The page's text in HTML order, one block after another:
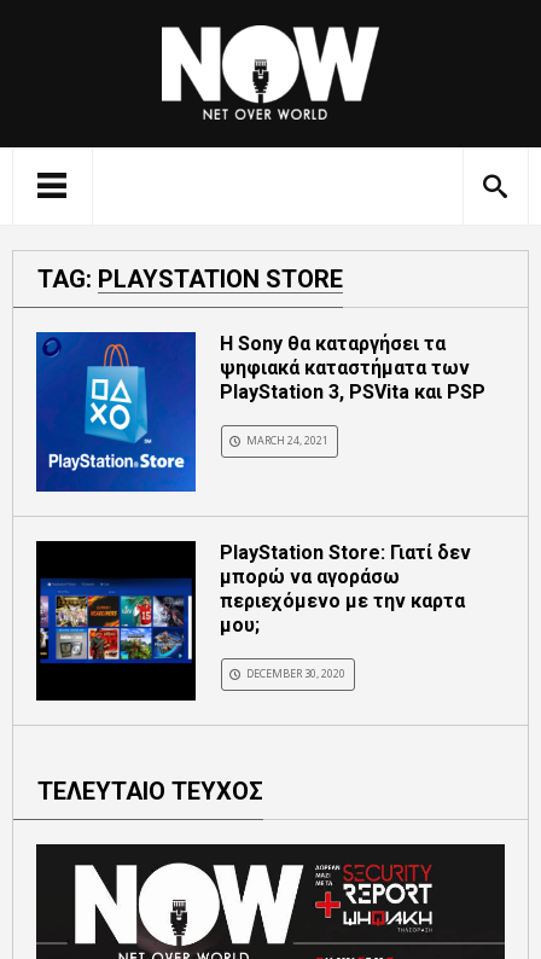
TAG: PLAYSTATION STORE
Η Sony θα καταργήσει τα
ψηφιακά καταστήματα των
PlayStation 3, PSVita και PSP
MARCH 24, 2021
PlayStation Store: Γιατί δεν
μπορώ να αγοράσω
περιεχόμενο με την καρτα
μου;
DECEMBER 30, 2020
ΤΕΛΕΥΤΑΙΟ ΤΕΥΧΟΣ